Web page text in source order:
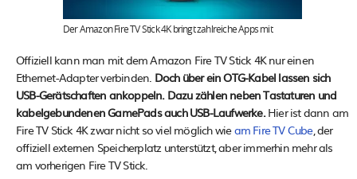
Der Amazon Fire TV Stick 4K bringt zahlreiche Apps mit
Offiziell kann man mit dem Amazon Fire TV Stick 4K nur einen
Ethernet-Adapter verbinden. Doch über ein OTG-Kabel lassen sich
USB-Gerätschaften ankoppeln. Dazu zählen neben Tastaturen und
kabelgebundenen GamePads auch USB-Laufwerke.Hier ist dann am
Fire TV Stick 4K zwar nicht so viel möglich wieam Fire TV Cube, der
offiziell externen Speicherplatz unterstützt, aber immerhin mehr als
am vorherigen Fire TV Stick.